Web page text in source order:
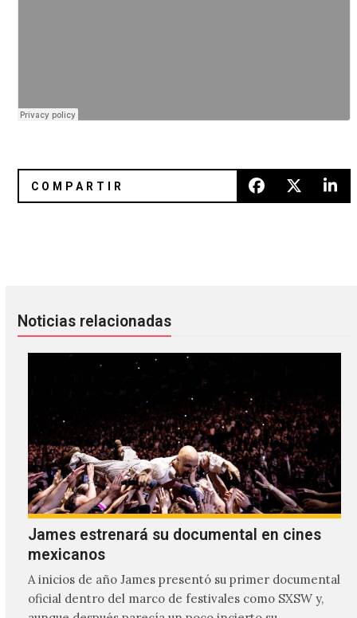
Noticias relacionadas
James estrenará su documental en cines
mexicanos
A inicios de año James presentó su primer documental
oficial dentro del marco de festivales como SXSW y,